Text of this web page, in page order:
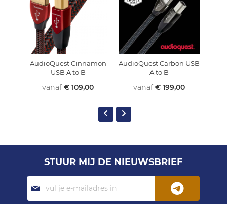
AudioQuest Cinnamon
USB A to B
vanaf € 109,00
AudioQuest Carbon USB
A to B
vanaf € 199,00
STUUR MIJ DE NIEUWSBRIEF
Abonneer
je
op